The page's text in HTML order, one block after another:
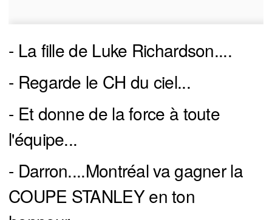
- La fille de Luke Richardson....
- Regarde le CH du ciel...
- Et donne de la force à toute
l'équipe...
- Darron....Montréal va gagner la
COUPE STANLEY en ton